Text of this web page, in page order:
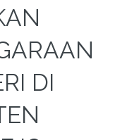
DI